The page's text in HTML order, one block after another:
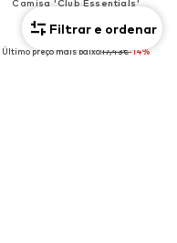
Camisa 'Club Essentials'
Último preço mais baixo:17,43€-14%
Filtrar e ordenar